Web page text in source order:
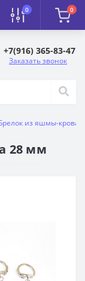
0 0
+7(916) 365-83-47
Заказать звонок
из яшмы-
28 мм